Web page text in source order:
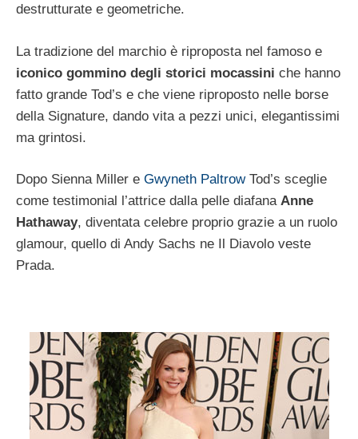
destrutturate e geometriche.
La tradizione del marchio è riproposta nel famoso e
iconico gommino degli storici mocassini che hanno
fatto grande Tod’s e che viene riproposto nelle borse
della Signature, dando vita a pezzi unici, elegantissimi
ma grintosi.
Dopo Sienna Miller e Gwyneth PaltrowTod’s sceglie
come testimonial l’attrice dalla pelle diafana Anne
Hathaway, diventata celebre proprio grazie a un ruolo
glamour, quello di Andy Sachs ne Il Diavolo veste
Prada.